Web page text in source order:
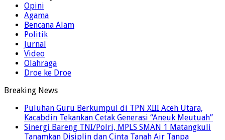
Opini
Agama
Bencana Alam
Politik
Jurnal
Video
Olahraga
Droe ke Droe
Breaking News
Puluhan Guru Berkumpul di TPN XIII Aceh Utara,
Kacabdin Tekankan Cetak Generasi “Aneuk Meutuah”
Sinergi Bareng TNI/Polri, MPLS SMAN 1 Matangkuli
Tanamkan Disiplin dan Cinta Tanah Air Tanpa